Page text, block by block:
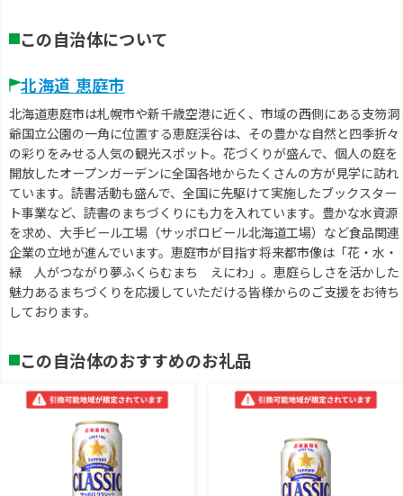
この自治体について
北海道 恵庭市
北海道恵庭市は札幌市や新千歳空港に近く、市域の西側にある支笏洞
爺国立公園の一角に位置する恵庭渓谷は、その豊かな自然と四季折々
の彩りをみせる人気の観光スポット。花づくりが盛んで、個人の庭を
開放したオープンガーデンに全国各地からたくさんの方が見学に訪れ
ています。読書活動も盛んで、全国に先駆けて実施したブックスター
ト事業など、読書のまちづくりにも力を入れています。豊かな水資源
を求め、大手ビール工場（サッポロビール北海道工場）など食品関連
企業の立地が進んでいます。恵庭市が目指す将来都市像は「花・水・
緑 人がつながり夢ふくらむまち えにわ」。恵庭らしさを活かした
魅力あるまちづくりを応援していただける皆様からのご支援をお待ち
しております。
この自治体のおすすめのお礼品